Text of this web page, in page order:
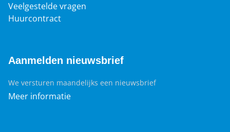
Veelgestelde vragen
Huurcontract
Aanmelden nieuwsbrief
We versturen maandelijks een nieuwsbrief
Meer informatie